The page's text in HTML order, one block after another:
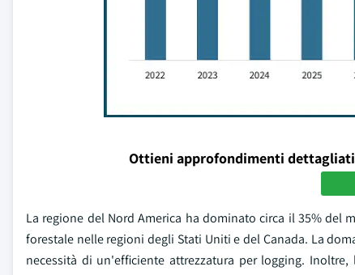
Ottieni approfondimenti
La regione del Nord America ha dominato circa il 35% del
forestale nelle regioni degli Stati Uniti e del Canada. La
necessità di un'efficiente attrezzatura per logging.